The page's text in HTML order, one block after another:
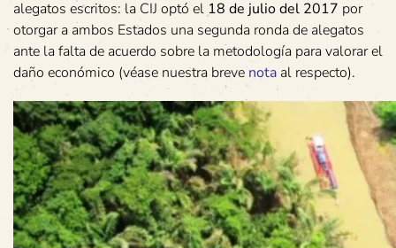
alegatos escritos: la CIJ optó el 18 de julio del 2017 por
otorgar a ambos Estados una segunda ronda de alegatos
ante la falta de acuerdo sobre la metodología para valorar el
daño económico (véase nuestra breve nota al respecto).